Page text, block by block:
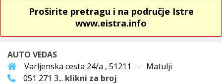
Proširite pretragu i na područje Istre
www.eistra.info
AUTO VEDAS
Varljenska cesta 24/a , 51211 - Matulji
051 271 3... klikni za broj